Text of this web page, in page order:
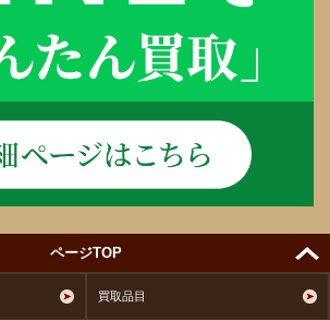
ページTOP
買取品目